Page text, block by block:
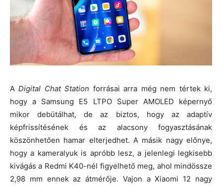
ADigital Chat Station forrásai arra még nem tértek ki,
hogy a Samsung E5 LTPO Super AMOLED képernyő
mikor debütálhat, de az biztos, hogy az adaptív
képfrissítésének és az alacsony fogyasztásának
köszönhetően hamar elterjedhet. A másik nagy előnye,
hogy a kameralyuk is apróbb lesz, a jelenlegi legkisebb
kivágás a Redmi K40-nél figyelhető meg, ahol mindössze
2,98 mm ennek az átmérője. Vajon a Xiaomi 12 nagy